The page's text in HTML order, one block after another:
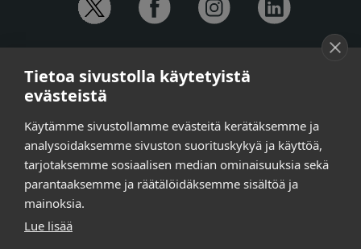
Anna-Mari Jaanu, kehittämispäällikkö,
puh. +358 50 572 4620
Henna Honkalo,
viestintäpäällikkö,
puh. +358 50 479 6618
Ilari Raiski, viestintä- ja tapahtumakoordinaattori,
puh. +358 45 130 3832
Susanna Laasio,
tarkeissatoissa[a]kt.fi
Tietoa sivustolla käytetyistä
evästeistä
Käytämme sivustollamme evästeitä kerätäksemme ja
analysoidaksemme sivuston suorituskykyä ja käyttöä,
tarjotaksemme sosiaalisen median ominaisuuksia sekä
parantaaksemme ja räätälöidäksemme sisältöä ja
mainoksia.
Lue lisää